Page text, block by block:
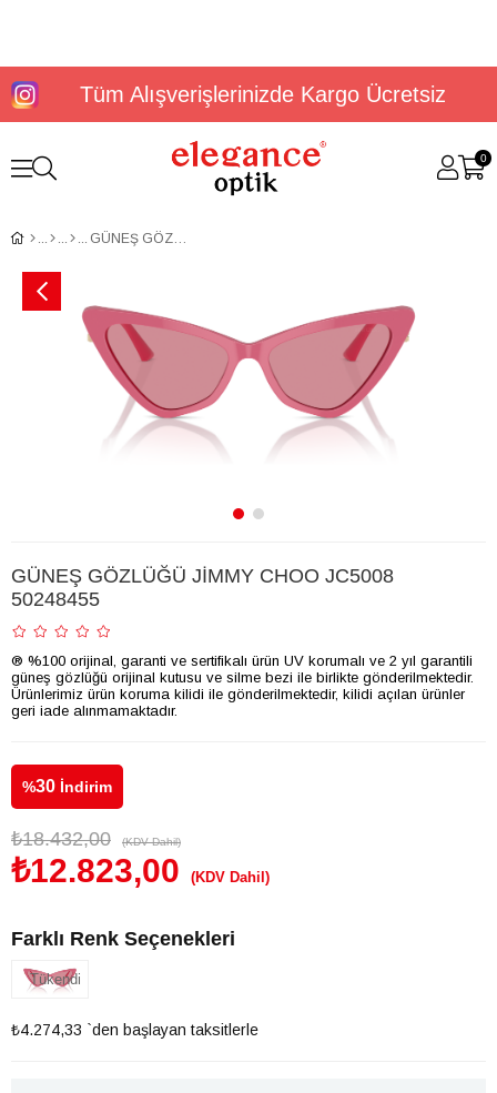
Tüm Alışverişlerinizde Kargo Ücretsiz
0
GÜNEŞ GÖZLÜĞÜ JİMMY CHOO JC5008 50248455
GÜNEŞ GÖZLÜĞÜ JİMMY CHOO JC5008
50248455
® %100 orijinal, garanti ve sertifikalı ürün UV korumalı ve 2 yıl garantili
güneş gözlüğü orijinal kutusu ve silme bezi ile birlikte gönderilmektedir.
Ürünlerimiz ürün koruma kilidi ile gönderilmektedir, kilidi açılan ürünler
geri iade alınmamaktadır.
%30 İndirim
₺18.432,00 (KDV Dahil)
₺12.823,00 (KDV Dahil)
Farklı Renk Seçenekleri
Tükendi
₺4.274,33 `den başlayan taksitlerle